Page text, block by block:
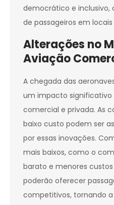
democrático e inclusivo,
de passageiros em
Alterações no
Aviação
A chegada das
um impacto
comercial e privada. As
baixo custo podem ser
por essas inovações.
mais baixos, como o
barato e menores
poderão oferecer
competitivos, tornando